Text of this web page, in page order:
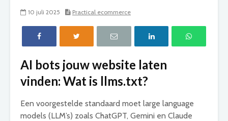
10 juli 2025 Practical ecommerce
AI bots jouw website laten
vinden: Wat is llms.txt?
Een voorgestelde standaard moet large language
models (LLM’s) zoals ChatGPT, Gemini en Claude